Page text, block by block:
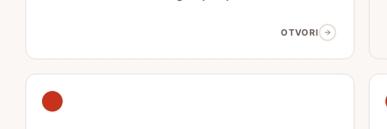
OTVORI